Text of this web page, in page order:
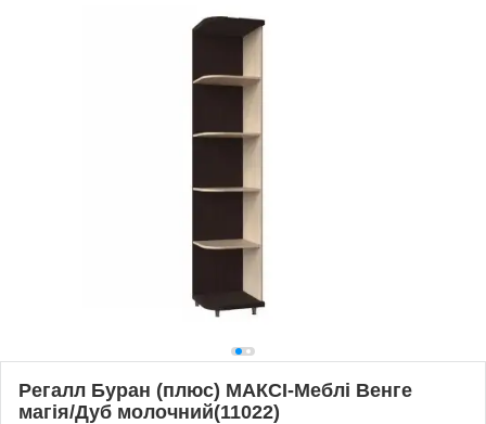
Регалл Буран (плюс) МАКСІ-Меблі Венге
магія/Дуб молочний(11022)